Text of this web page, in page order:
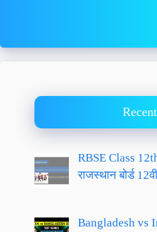
RBSE Class
राजस्थान बोर्ड
Bangladesh vs